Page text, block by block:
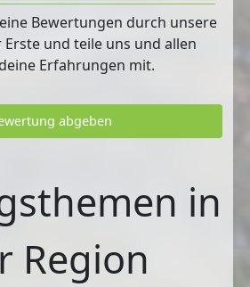
Bewertungen durch unsere
Erste und teile uns und allen
Erfahrungen mit.
abgeben
in
Region